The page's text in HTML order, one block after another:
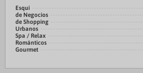
Esquí
de Negocios
de Shopping
Urbanos
Spa / Relax
Románticos
Gourmet